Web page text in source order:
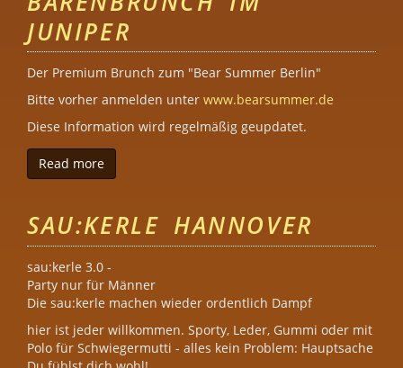
JUNIPER
Der Premium Brunch zum "Bear Summer Berlin"
Bitte vorher anmelden unter www.bearsummer.de
Diese Information wird regelmäßig geupdatet.
Read more
SAU:KERLE HANNOVER
sau:kerle 3.0 -
Party nur für Männer
Die sau:kerle machen wieder ordentlich Dampf
hier ist jeder willkommen. Sporty, Leder, Gummi oder mit
Polo für Schwiegermutti - alles kein Problem: Hauptsache